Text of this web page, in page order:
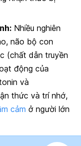
Nhiều nghiên
não bộ con
(chất dẫn truyền
động của
và
thức và trí nhớ,
cảm ở người lớn